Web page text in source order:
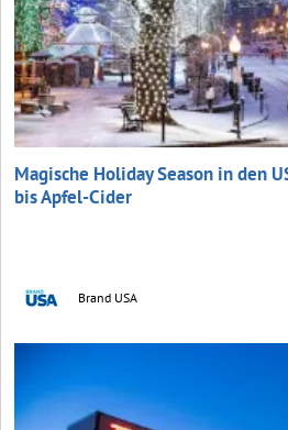
Magische Holiday Season in den
bis Apfel-Cider
Brand USA